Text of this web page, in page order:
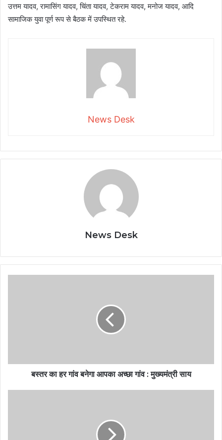
उत्तम यादव, रामासिंग यादव, चिंता यादव, टेकराम यादव, मनोज यादव, आदि
सामाजिक युवा पूर्ण रूप से बैठक में उपस्थित रहे.
News Desk
News Desk
बस्तर का हर गांव बनेगा आपका अच्छा गांव : मुख्यमंत्री साय